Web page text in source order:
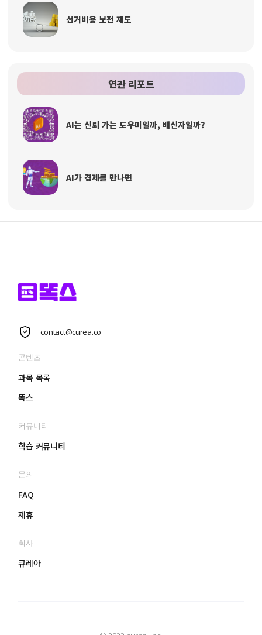
선거비용 보전 제도
연관 리포트
AI는 신뢰 가는 도우미일까, 배신자일까?
AI가 경제를 만나면
contact@curea.co
콘텐츠
과목 목록
똑스
커뮤니티
학습 커뮤니티
문의
FAQ
제휴
회사
큐레아